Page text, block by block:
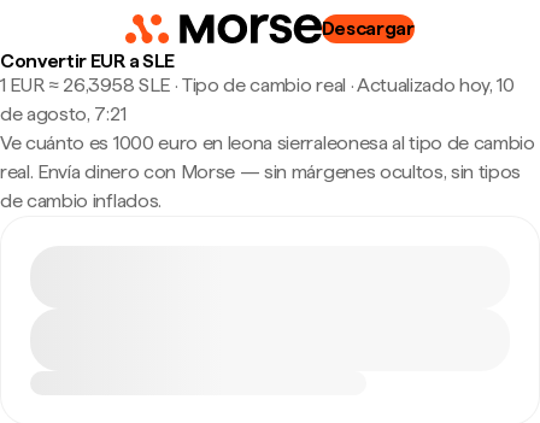
Descargar
Convertir EUR a SLE
1 EUR ≈ 26,3958 SLE · Tipo de cambio real ·Actualizado hoy, 10
de agosto, 7:21
Ve cuánto es 1000 euro en leona sierraleonesa al tipo de cambio
real. Envía dinero con Morse — sin márgenes ocultos, sin tipos
de cambio inflados.